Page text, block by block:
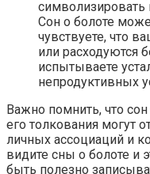
символизировать
Сон о болоте
чувствуете, что
или расходуются
испытываете
непродуктивных
Важно помнить, что
его толкования могут
личных ассоциаций и
видите сны о болоте и
быть полезно